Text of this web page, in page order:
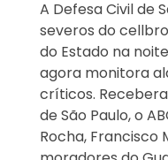
A Defesa Civil de
severos do
do Estado na
agora monitora
críticos.
de São Paulo, o
Rocha, Francisco